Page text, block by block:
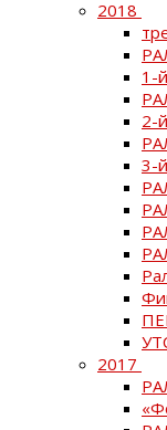
2018
1-
2-
3-
2017